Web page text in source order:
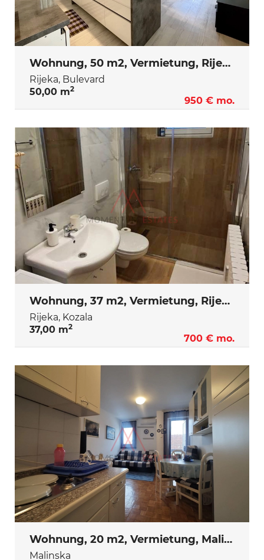
Wohnung, 50 m2, Vermietung, Rijeka - Bulevard
Rijeka, Bulevard
50,00 m2
950 € mo.
Wohnung, 37 m2, Vermietung, Rijeka - Kozala
Rijeka, Kozala
37,00 m2
700 € mo.
Wohnung, 20 m2, Vermietung, Malinska
Malinska